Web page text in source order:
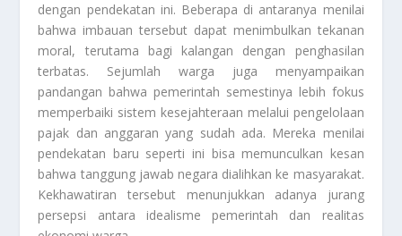
dengan pendekatan ini. Beberapa di antaranya menilai
bahwa imbauan tersebut dapat menimbulkan tekanan
moral, terutama bagi kalangan dengan penghasilan
terbatas. Sejumlah warga juga menyampaikan
pandangan bahwa pemerintah semestinya lebih fokus
memperbaiki sistem kesejahteraan melalui pengelolaan
pajak dan anggaran yang sudah ada. Mereka menilai
pendekatan baru seperti ini bisa memunculkan kesan
bahwa tanggung jawab negara dialihkan ke masyarakat.
Kekhawatiran tersebut menunjukkan adanya jurang
persepsi antara idealisme pemerintah dan realitas